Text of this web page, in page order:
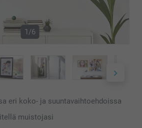
1/6
eri koko- ja suuntavaihtoehdoissa
muistojasi